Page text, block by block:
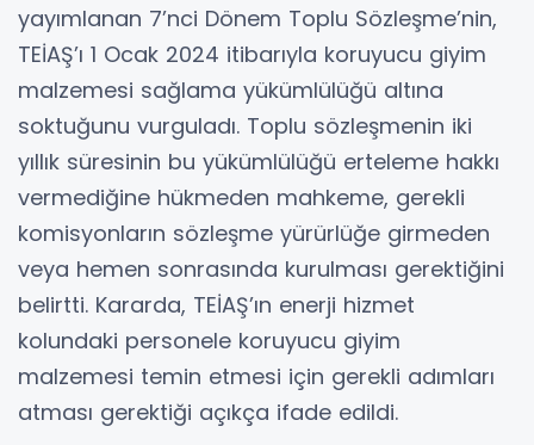
yayımlanan 7’nci Dönem Toplu Sözleşme’nin,
TEİAŞ’ı 1 Ocak 2024 itibarıyla koruyucu giyim
malzemesi sağlama yükümlülüğü altına
soktuğunu vurguladı. Toplu sözleşmenin iki
yıllık süresinin bu yükümlülüğü erteleme hakkı
vermediğine hükmeden mahkeme, gerekli
komisyonların sözleşme yürürlüğe girmeden
veya hemen sonrasında kurulması gerektiğini
belirtti. Kararda, TEİAŞ’ın enerji hizmet
kolundaki personele koruyucu giyim
malzemesi temin etmesi için gerekli adımları
atması gerektiği açıkça ifade edildi.